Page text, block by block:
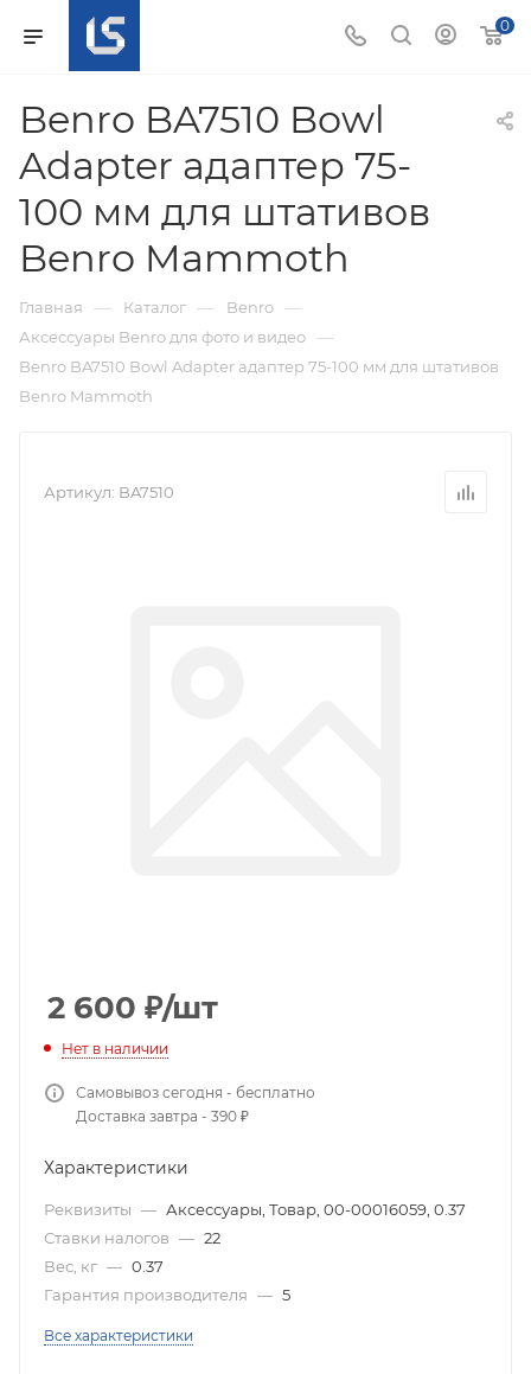
0
Benro BA7510 Bowl
Adapter адаптер 75-
100 мм для штативов
Benro Mammoth
Главная — Каталог — Benro —
Аксессуары Benro для фото и видео —
Benro BA7510 Bowl Adapter адаптер 75-100 мм для штативов
Benro Mammoth
Артикул: BA7510
2 600 ₽/шт
Нет в наличии
Самовывоз сегодня - бесплатно
Доставка завтра - 390 ₽
Характеристики
Реквизиты — Аксессуары, Товар, 00-00016059, 0.37
Ставки налогов — 22
Вес, кг — 0.37
Гарантия производителя — 5
Все характеристики